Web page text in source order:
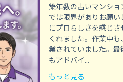
築年数の古いマンシ
では限界がありお願
にプロらしさを感じ
くれました。作業中
業されていました。
もアドバイ...
もっと見る